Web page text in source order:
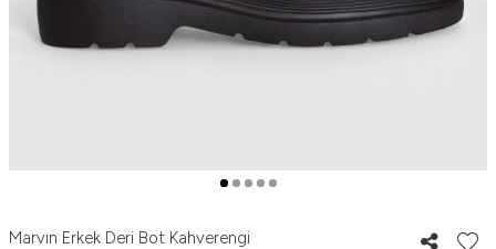
Marvın Erkek Deri Bot Kahverengi